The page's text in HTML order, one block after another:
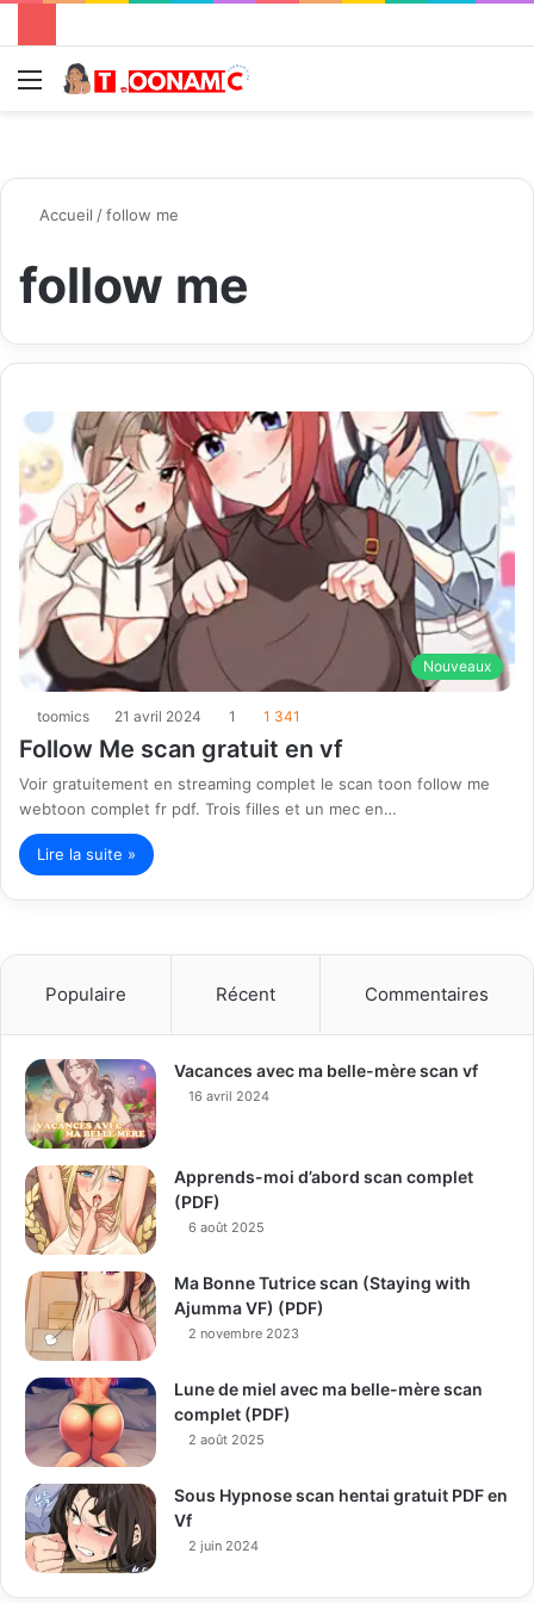
Menu
Accueil /follow me
follow me
Nouveaux
toomics 21 avril 2024 1 1 341
Follow Me scan gratuit en vf
Voir gratuitement en streaming complet le scan toon follow me
webtoon complet fr pdf. Trois filles et un mec en…
Lire la suite »
Populaire Récent Commentaires
Vacances avec ma belle-mère scan vf
16 avril 2024
Apprends-moi d’abord scan complet
(PDF)
6 août 2025
Ma Bonne Tutrice scan (Staying with
Ajumma VF) (PDF)
2 novembre 2023
Lune de miel avec ma belle-mère scan
complet (PDF)
2 août 2025
Sous Hypnose scan hentai gratuit PDF en
Vf
2 juin 2024